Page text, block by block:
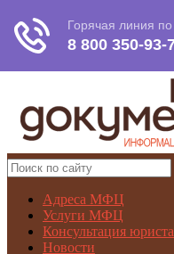
Адреса МФЦ
Услуги МФЦ
Консультация юриста
Новости